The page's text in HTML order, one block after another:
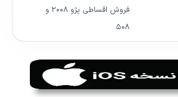
فروش اقساطی پژو ۲۰۰۸ و
۵۰۸